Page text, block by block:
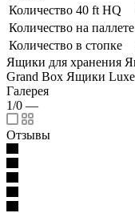
Количество 40 ft HQ
Количество на паллете
Количество в стопке
Ящики для хранения
Grand Box Ящики Luxe
Галерея
1/0 —
Отзывы